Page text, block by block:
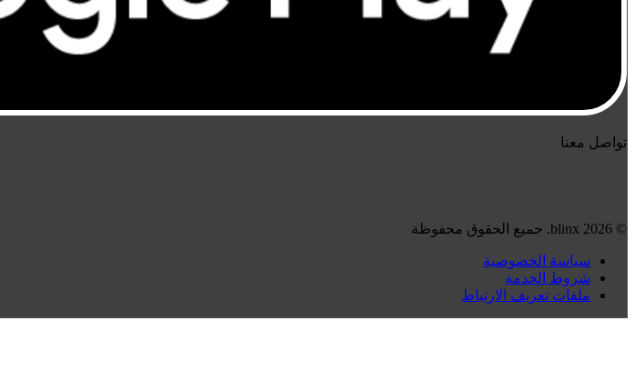
تواصل معنا
© 2026 blinx. جميع الحقوق محفوظة
سياسة الخصوصية
شروط الخدمة
ملفات تعريف الارتباط